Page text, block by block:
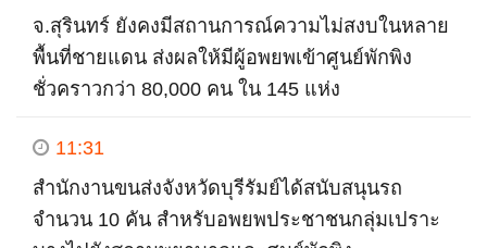
จ.สุรินทร์ ยังคงมีสถานการณ์ความไม่สงบในหลาย
พื้นที่ชายแดน ส่งผลให้มีผู้อพยพเข้าศูนย์พักพิง
ชั่วคราวกว่า 80,000 คน ใน 145 แห่ง
11:31
สำนักงานขนส่งจังหวัดบุรีรัมย์ได้สนับสนุนรถ
จำนวน 10 คัน สำหรับอพยพประชาชนกลุ่มเปราะ